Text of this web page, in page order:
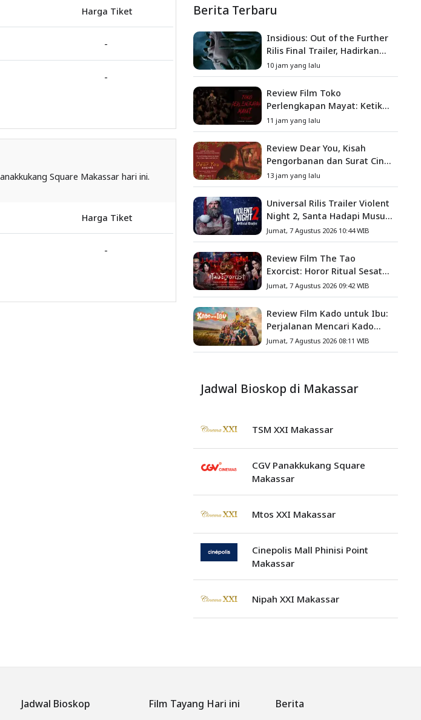
Harga Tiket
-
-
Square Makassar hari ini.
Harga Tiket
-
Berita Terbaru
Insidious: Out of the Further
Rilis Final Trailer, Hadirkan
Teror Baru, Iblis Kini Masuk
ke Dunia Manusia
10 jam yang lalu
Review Film Toko
Perlengkapan Mayat: Ketika
Kutukan Keluarga Menjadi
Sumber Teror yang
Sesungguhnya
11 jam yang lalu
Review Dear You, Kisah
Pengorbanan dan Surat Cinta
yang Menyentuh Hati
13 jam yang lalu
Universal Rilis Trailer Violent
Night 2, Santa Hadapi Musuh
Baru
Jumat, 7 Agustus 2026 10:44 WIB
Review Film The Tao
Exorcist: Horor Ritual Sesat
Taiwan yang Penuh Misteri
dan Teror Psikologis
Jumat, 7 Agustus 2026 09:42 WIB
Review Film Kado untuk Ibu:
Perjalanan Mencari Kado
yang Mengajarkan Arti
Keluarga
Jumat, 7 Agustus 2026 08:11 WIB
Jadwal Bioskop di Makassar
TSM XXI Makassar
CGV Panakkukang Square
Makassar
Mtos XXI Makassar
Cinepolis Mall Phinisi Point
Makassar
Nipah XXI Makassar
Jadwal Bioskop Film Tayang Hari ini Berita